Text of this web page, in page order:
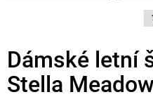
Dámské letní
Stella